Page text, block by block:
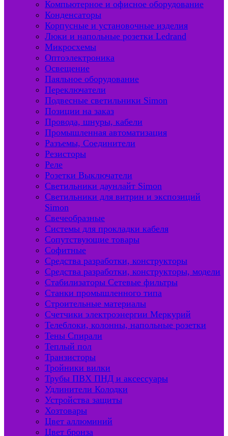
Компьютерное и офисное оборудование
Конденсаторы
Корпусные и установочные изделия
Люки и напольные розетки Ledrand
Микросхемы
Оптоэлектроника
Освещение
Паяльное оборудование
Переключатели
Подвесные светильники Simon
Позиции на заказ
Провода, шнуры, кабели
Промышленная автоматизация
Разъемы, Соединители
Резисторы
Реле
Розетки Выключатели
Светильники даунлайт Simon
Светильники для витрин и экспозиций
Simon
Свечеобразные
Системы для прокладки кабеля
Сопутствующие товары
Софитные
Средства разработки, конструкторы
Средства разработки, конструкторы, модели
Стабилизаторы Сетевые фильтры
Станки промышленного типа
Строительные материалы
Счетчики электроэнергии Меркурий
Телеблоки, колонны, напольные розетки
Тены Спирали
Теплый пол
Транзисторы
Тройники вилки
Трубы ПВХ ПНД и аксессуары
Удлинители Колодки
Устройства защиты
Хозтовары
Цвет аллюминий
Цвет бронза